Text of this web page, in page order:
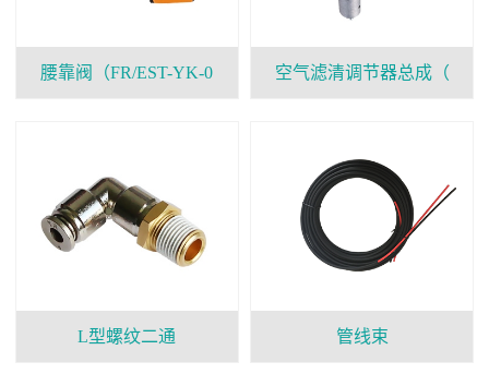
腰靠阀（FR/EST-YK-0 空气滤清调节器总成（
L型螺纹二通 管线束